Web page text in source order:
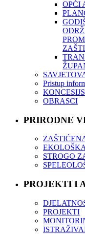
OPĆI
Pristup
OBRASCI
PRIRODNE
STROGO
PROJEKTI I
PROJEKTI